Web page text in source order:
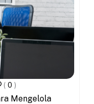
( 0 )
Mengelola